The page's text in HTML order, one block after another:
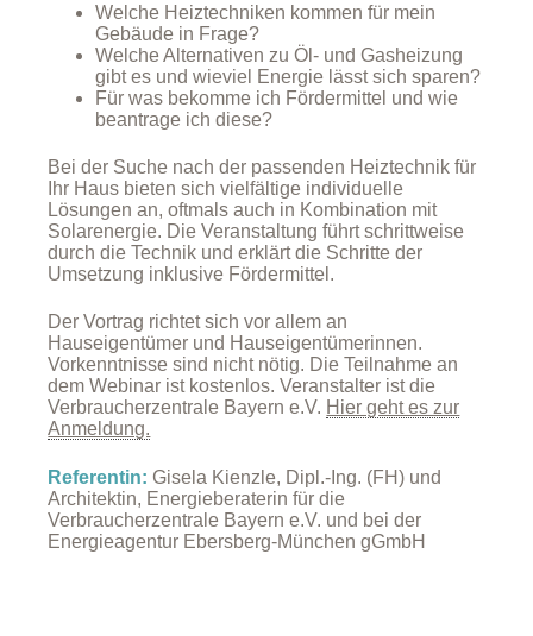
Welche Heiztechniken kommen für mein
Gebäude in Frage?
Welche Alternativen zu Öl- und Gasheizung
gibt es und wieviel Energie lässt sich sparen?
Für was bekomme ich Fördermittel und wie
beantrage ich diese?
Bei der Suche nach der passenden Heiztechnik für
Ihr Haus bieten sich vielfältige individuelle
Lösungen an, oftmals auch in Kombination mit
Solarenergie. Die Veranstaltung führt schrittweise
durch die Technik und erklärt die Schritte der
Umsetzung inklusive Fördermittel.
Der Vortrag richtet sich vor allem an
Hauseigentümer und Hauseigentümerinnen.
Vorkenntnisse sind nicht nötig. Die Teilnahme an
dem Webinar ist kostenlos. Veranstalter ist die
Verbraucherzentrale Bayern e.V. Hier geht es zur
Anmeldung.
Referentin: Gisela Kienzle, Dipl.-Ing. (FH) und
Architektin, Energieberaterin für die
Verbraucherzentrale Bayern e.V. und bei der
Energieagentur Ebersberg-München gGmbH